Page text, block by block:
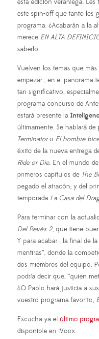
esta edición veraniega. Les
este spin-off que tanto les
programa. ¿Acabarán a la
merece EN ALTA
saberlo.
Vuelven los temas que
empezar , en el panorama
tan significativo,
programa concurso de
estará presente la
últimamente. Se hablará
Terminatoro El hombre
éxito de la nueva entrega
Ride or Die. En el mundo
primeros capítulos de The
pegado el atracón; y del
temporada La Casa del
Para terminar con la
Del Revés 2, que tiene
Y para acabar , la final de
mentiras”, donde la
dos miembros del equipo.
podría decir que, “quien
¿O Pablo hará justicia a
vuestro programa favorito,
Escucha ya el último
disponible en iVoox.